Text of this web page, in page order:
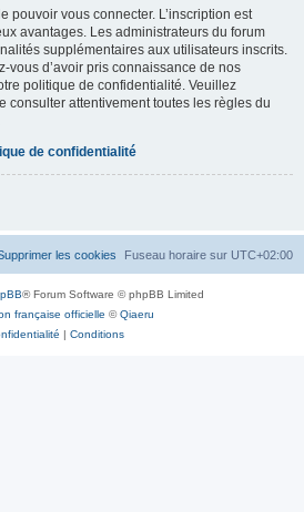
pouvoir vous connecter. L’inscription est
avantages. Les administrateurs du forum
supplémentaires aux utilisateurs inscrits.
vous d’avoir pris connaissance de nos
politique de confidentialité. Veuillez
consulter attentivement toutes les règles du
de confidentialité
Fuseau horaire sur UTC+02:00
les cookies
® Forum Software © phpBB Limited
française officielle ©Qiaeru
| Conditions